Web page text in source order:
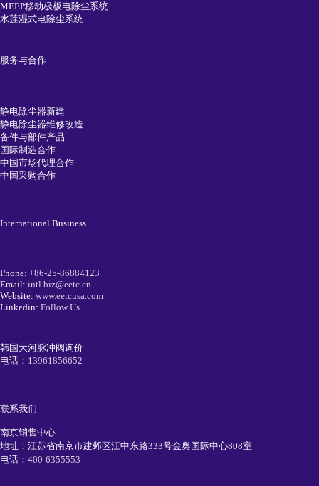
MEEP移动极板电除尘系统
水莲湿式电除尘系统
服务与合作
静电除尘器新建
静电除尘器维修改造
备件与部件产品
国际制造合作
中国市场代理合作
中国采购合作
International Business
Phone: +86-25-86884123
Email: intl.biz@eetc.cn
Website: www.eetcusa.com
Linkedin: Follow Us
韩国大河脉冲阀询价
电话： 13961856652
联系我们
南京销售中心
地址：江苏省南京市建邺区江中东路333号金奥国际中心808室
电话： 400-6355553